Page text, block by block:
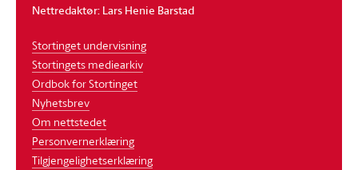
Nettredaktør: Lars Henie Barstad
Stortinget undervisning
Stortingets mediearkiv
Ordbok for Stortinget
Nyhetsbrev
Om nettstedet
Personvernerklæring
Tilgjengelighetserklæring